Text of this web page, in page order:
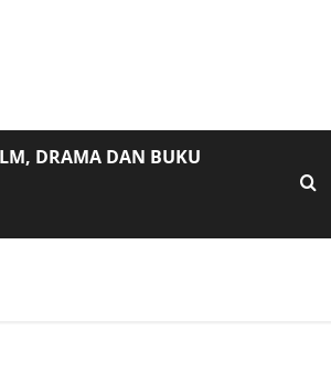
DRAMA DAN BUKU